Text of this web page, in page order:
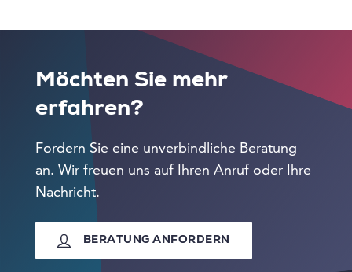
Möchten Sie mehr
erfahren?
Fordern Sie eine unverbindliche Beratung
an. Wir freuen uns auf Ihren Anruf oder Ihre
Nachricht.
BERATUNG ANFORDERN